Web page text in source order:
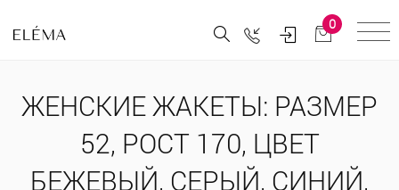
0
ЖЕНСКИЕ ЖАКЕТЫ: РАЗМЕР
52, РОСТ 170, ЦВЕТ
БЕЖЕВЫЙ, СЕРЫЙ, СИНИЙ,